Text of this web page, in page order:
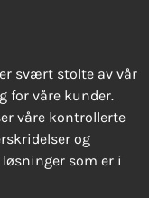
svært stolte av vår
våre kunder.
våre kontrollerte
og
som er i